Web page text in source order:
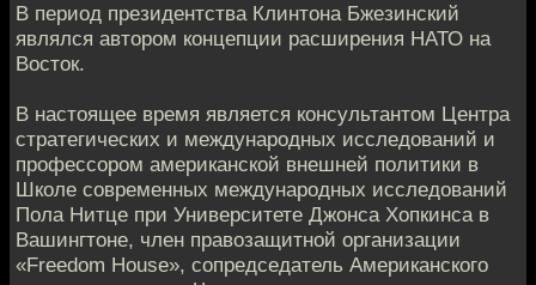
В период президентства Клинтона Бжезинский
являлся автором концепции расширения НАТО на
Восток.
В настоящее время является консультантом Центра
стратегических и международных исследований и
профессором американской внешней политики в
Школе современных международных исследований
Пола Нитце при Университете Джонса Хопкинса в
Вашингтоне, член правозащитной организации
«Freedom House», сопредседатель Американского